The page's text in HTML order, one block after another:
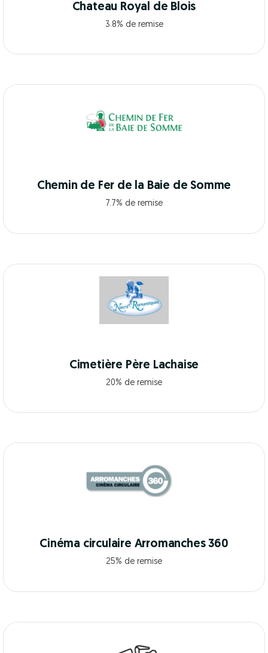
Chateau Royal de Blois
3.8% de remise
Chemin de Fer de la Baie de Somme
7.7% de remise
Cimetière Père Lachaise
20% de remise
Cinéma circulaire Arromanches 360
25% de remise